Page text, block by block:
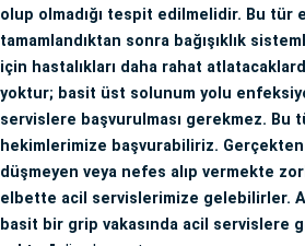
olup olmadığı tespit edilmelidir. Bu tür
tamamlandıktan sonra bağışıklık
için hastalıkları daha rahat
yoktur; basit üst solunum yolu
servislere başvurulması gerekmez. Bu
hekimlerimize başvurabiliriz.
düşmeyen veya nefes alıp vermekte
elbette acil servislerimize gelebilirler.
basit bir grip vakasında acil servislere